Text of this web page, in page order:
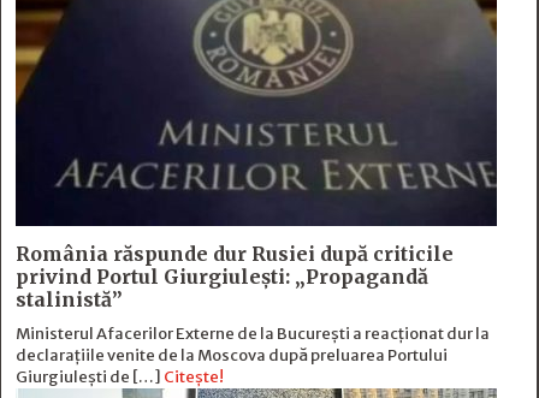
România răspunde dur Rusiei după criticile
privind Portul Giurgiulești: „Propagandă
stalinistă”
Ministerul Afacerilor Externe de la București a reacționat dur la
declarațiile venite de la Moscova după preluarea Portului
Giurgiulești de […] Citește!